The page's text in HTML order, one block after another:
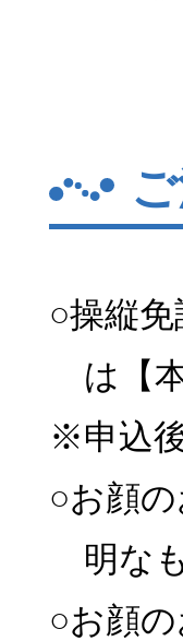
○操縦
は【
※申込
○お顔
明な
○お顔